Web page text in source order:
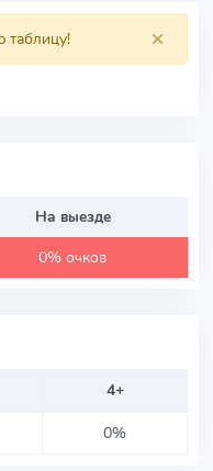
×
таблицу!
На выезде
0% очков
4+
0%